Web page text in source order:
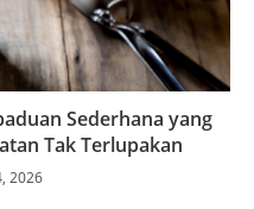
Sederhana yang
Tak Terlupakan
2026